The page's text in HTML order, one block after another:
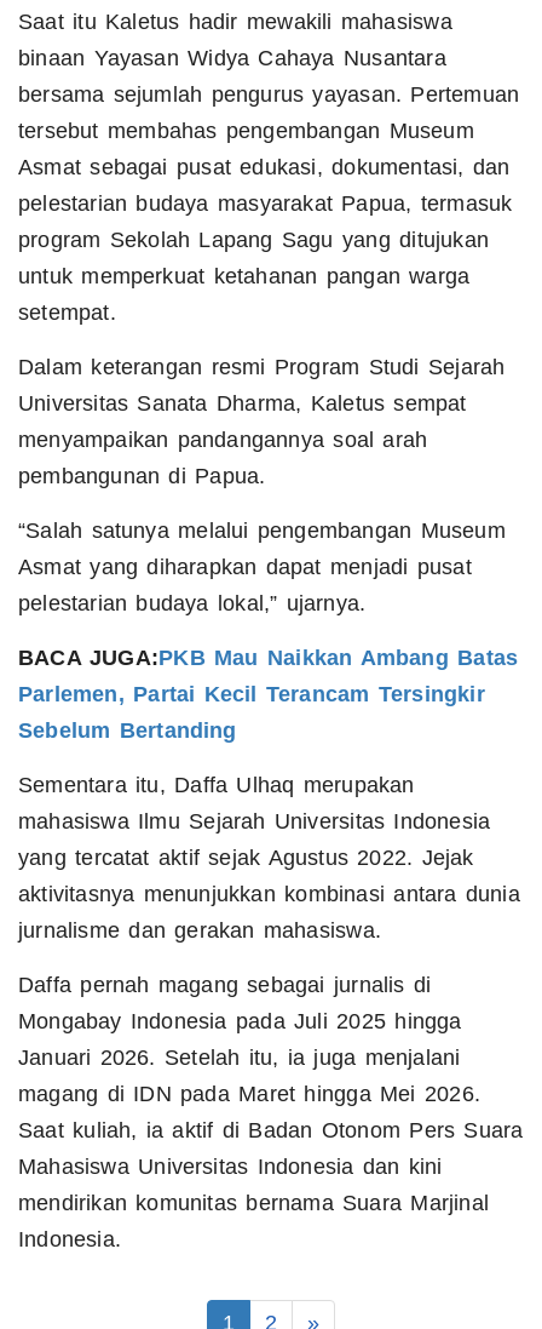
Saat itu Kaletus hadir mewakili mahasiswa
binaan Yayasan Widya Cahaya Nusantara
bersama sejumlah pengurus yayasan. Pertemuan
tersebut membahas pengembangan Museum
Asmat sebagai pusat edukasi, dokumentasi, dan
pelestarian budaya masyarakat Papua, termasuk
program Sekolah Lapang Sagu yang ditujukan
untuk memperkuat ketahanan pangan warga
setempat.
Dalam keterangan resmi Program Studi Sejarah
Universitas Sanata Dharma, Kaletus sempat
menyampaikan pandangannya soal arah
pembangunan di Papua.
“Salah satunya melalui pengembangan Museum
Asmat yang diharapkan dapat menjadi pusat
pelestarian budaya lokal,” ujarnya.
BACA JUGA:PKB Mau Naikkan Ambang Batas
Parlemen, Partai Kecil Terancam Tersingkir
Sebelum Bertanding
Sementara itu, Daffa Ulhaq merupakan
mahasiswa Ilmu Sejarah Universitas Indonesia
yang tercatat aktif sejak Agustus 2022. Jejak
aktivitasnya menunjukkan kombinasi antara dunia
jurnalisme dan gerakan mahasiswa.
Daffa pernah magang sebagai jurnalis di
Mongabay Indonesia pada Juli 2025 hingga
Januari 2026. Setelah itu, ia juga menjalani
magang di IDN pada Maret hingga Mei 2026.
Saat kuliah, ia aktif di Badan Otonom Pers Suara
Mahasiswa Universitas Indonesia dan kini
mendirikan komunitas bernama Suara Marjinal
Indonesia.
1 2 »